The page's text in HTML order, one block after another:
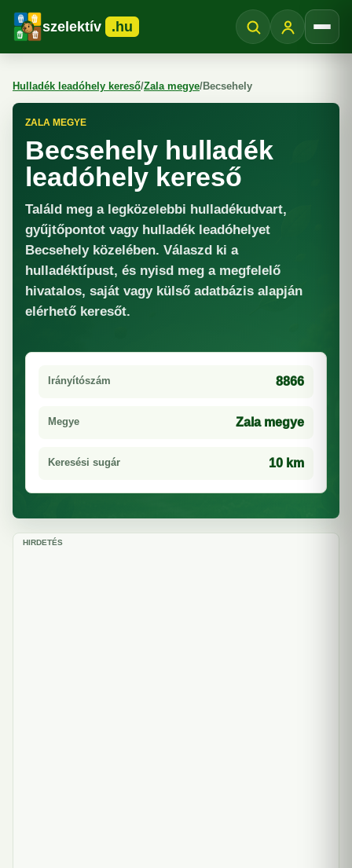
szelektív .hu
Hulladék leadóhely kereső/Zala megye/Becsehely
ZALA MEGYE
Becsehely hulladék
leadóhely kereső
Találd meg a legközelebbi hulladékudvart,
gyűjtőpontot vagy hulladék leadóhelyet
Becsehely közelében. Válaszd ki a
hulladéktípust, és nyisd meg a megfelelő
hivatalos, saját vagy külső adatbázis alapján
elérhető keresőt.
Irányítószám 8866
Megye Zala megye
Keresési sugár 10 km
HIRDETÉS